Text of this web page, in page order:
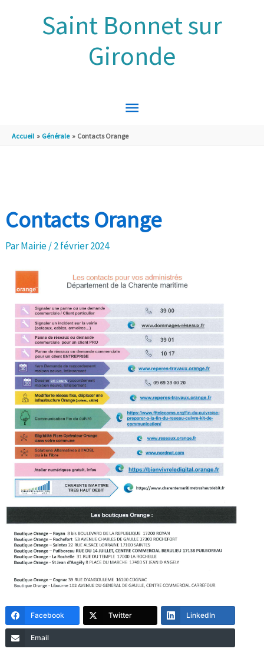
Saint Bonnet sur
Gironde
MENU
PRINCIPAL
Accueil Générale Contacts Orange
Contacts Orange
ParMairie/2 février 2024
Facebook Twitter LinkedIn
Email